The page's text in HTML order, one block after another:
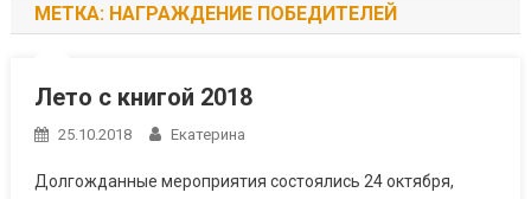
МЕТКА: НАГРАЖДЕНИЕ ПОБЕДИТЕЛЕЙ
Лето с книгой 2018
25.10.2018 Екатерина
Долгожданные мероприятия состоялись 24 октября,